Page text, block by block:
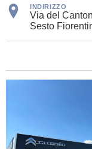
INDIRIZZO
Via del
Sesto